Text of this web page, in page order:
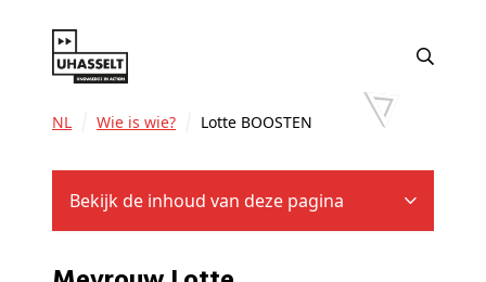
NL Wie is wie? Lotte BOOSTEN
Bekijk de inhoud van deze pagina